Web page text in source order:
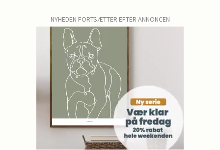
NYHEDEN FORTSÆTTER EFTER ANNONCEN